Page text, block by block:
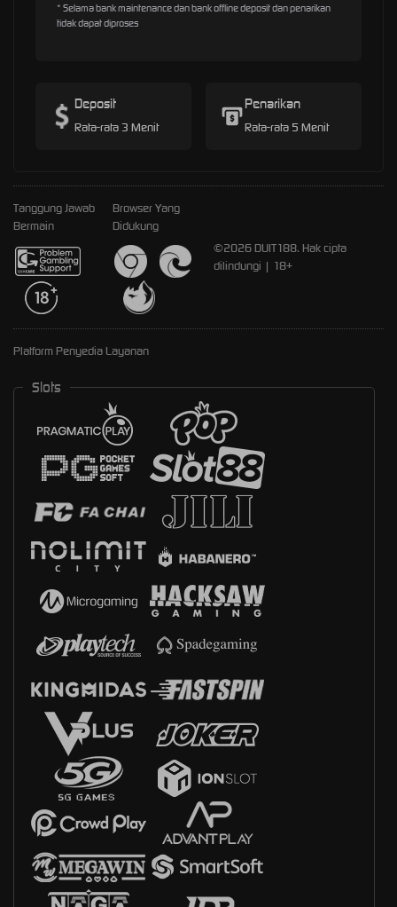
* Selama bank maintenance dan bank offline deposit dan penarikan
tidak dapat diproses
Deposit
Rata-rata 3 Menit
Penarikan
Rata-rata 5 Menit
Tanggung Jawab
Bermain
Browser Yang
Didukung
©2026 DUIT188. Hak cipta
dilindungi | 18+
Platform Penyedia Layanan
Slots